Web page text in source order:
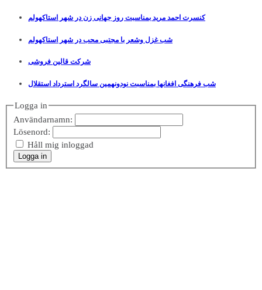
کنسرت احمد مرید بمناسبت روز جهانی زن در شهر استاکهولم
شب غزل وشعر با مجتبی محب در شهر استاکهولم
شرکت قالین فروشی
شب فرهنگی افغانها بمناسبت نودونهمین سالگرد استرداد استقلال
Logga in
Användarnamn:
Lösenord:
Håll mig inloggad
Logga in